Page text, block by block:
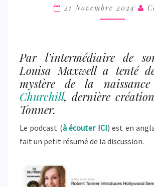
PARLE
DE
21 Novembre 2024
Par l’intermédiaire de
Louisa Maxwell a tenté
mystère de la
Churchill, dernière
Tonner.
Le podcast (à écouter ICI) est en
fait un petit résumé de la discussion.